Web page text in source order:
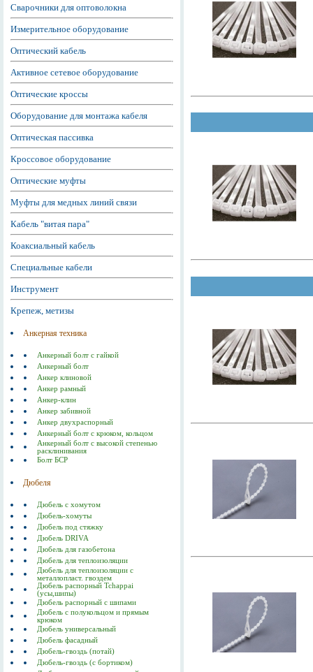
Сварочники для оптоволокна
Измерительное оборудование
Оптический кабель
Активное сетевое оборудование
Оптические кроссы
Оборудование для монтажа кабеля
Оптическая пассивка
Кроссовое оборудование
Оптические муфты
Муфты для медных линий связи
Кабель "витая пара"
Коаксиальный кабель
Специальные кабели
Инструмент
Крепеж, метизы
Анкерная техника
Анкерный болт с гайкой
Анкерный болт
Анкер клиновой
Анкер рамный
Анкер-клин
Анкер забивной
Анкер двухраспорный
Анкерный болт с крюком, кольцом
Анкерный болт с высокой степенью
расклинивания
Болт БСР
Дюбеля
Дюбель с хомутом
Дюбель-хомуты
Дюбель под стяжку
Дюбель DRIVA
Дюбель для газобетона
Дюбель для теплоизоляции
Дюбель для теплоизоляции с
металлопласт. гвоздем
Дюбель распорный Tchappai
(усы,шипы)
Дюбель распорный с шипами
Дюбель с полукольцом и прямым
крюком
Дюбель универсальный
Дюбель фасадный
Дюбель-гвоздь (потай)
Дюбель-гвоздь (с бортиком)